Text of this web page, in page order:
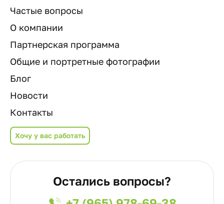
Частые вопросы
О компании
Партнерская программа
Общие и портретные фотографии
Блог
Новости
Контакты
Хочу у вас работать
Остались вопросы?